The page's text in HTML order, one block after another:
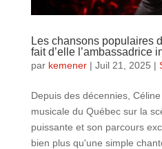
Les chansons populaires
fait d’elle l’ambassadrice
par kemener| Juil 21, 2025 |
Depuis des décennies,
musicale du Québec sur la
puissante et son parcours
bien plus qu'une simple